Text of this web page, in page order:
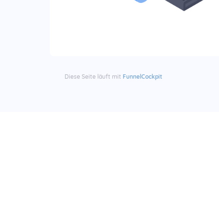
Diese Seite läuft mit FunnelCockpit